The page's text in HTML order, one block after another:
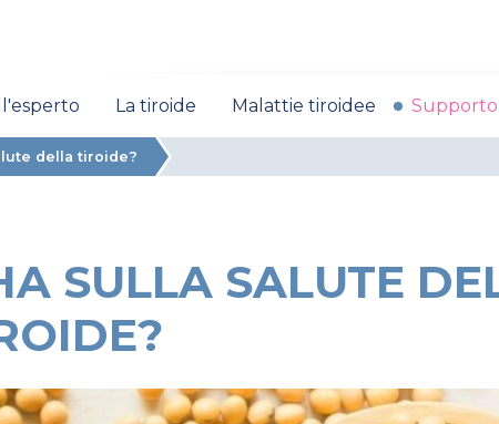
La tiroide Malattie tiroidee Supporto
della tiroide?
SULLA SALUTE